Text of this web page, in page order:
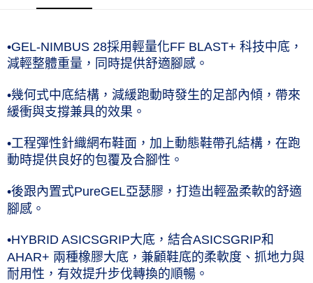
•GEL-NIMBUS 28採用輕量化FF BLAST+ 科技中底，
減輕整體重量，同時提供舒適腳感。
•幾何式中底結構，減緩跑動時發生的足部內傾，帶來
緩衝與支撐兼具的效果。
•工程彈性針織網布鞋面，加上動態鞋帶孔結構，在跑
動時提供良好的包覆及合腳性。
•後跟內置式PureGEL亞瑟膠，打造出輕盈柔軟的舒適
腳感。
•HYBRID ASICSGRIP大底，結合ASICSGRIP和
AHAR+ 兩種橡膠大底，兼顧鞋底的柔軟度、抓地力與
耐用性，有效提升步伐轉換的順暢。